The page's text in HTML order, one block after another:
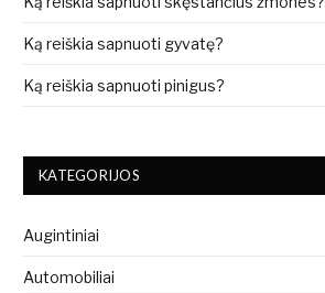
Ką reiškia sapnuoti gyvatę?
Ką reiškia sapnuoti pinigus?
KATEGORIJOS
Augintiniai
Automobiliai